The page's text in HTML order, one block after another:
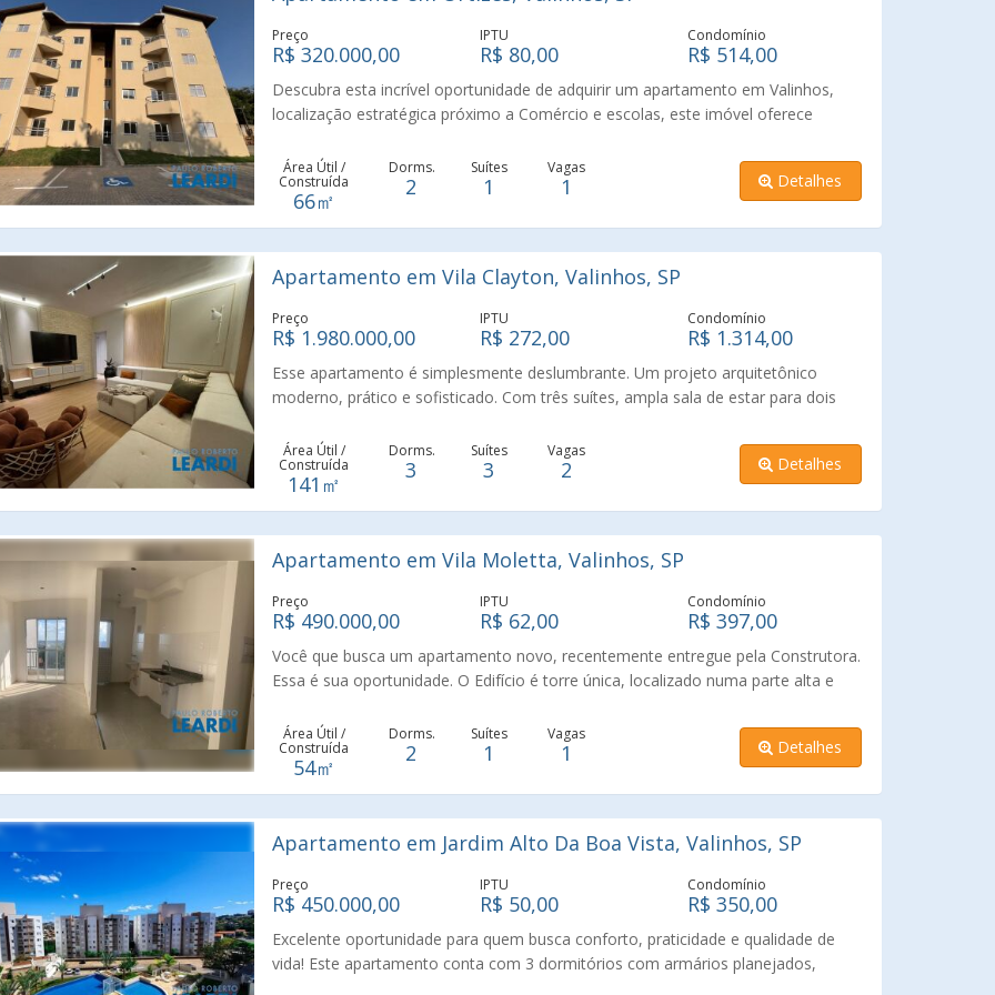
excelente localização.
Preço
R$ 320.000,00
IPTU
R$ 80,00
Condomínio
R$ 514,00
Descubra esta incrível oportunidade de adquirir um apartamento em Valinhos,
localização estratégica próximo a Comércio e escolas, este imóvel oferece
conveniência no dia a dia. Habite-se liberado pronto para morar , podendo ser
financiado.
Área Útil /
Construída
66㎡
Dorms.
2
Suítes
1
Vagas
1 Detalhes
Apartamento em Vila Clayton, Valinhos, SP
Preço
R$ 1.980.000,00
IPTU
R$ 272,00
Condomínio
R$ 1.314,00
Esse apartamento é simplesmente deslumbrante. Um projeto arquitetônico
moderno, prático e sofisticado. Com três suítes, ampla sala de estar para dois
privilegiada para a cidade de Valinhos. Repleto de armários planejados, uma
marcenaria de altíssima qualidade e bom gosto. Simplesmente impecável, pronto
para você morar. Tudo novíssimo. O condomínio é maravilhoso com área de
Área Útil /
Construída
141㎡
Dorms.
3
Suítes
3
Vagas
2 Detalhes
Apartamento em Vila Moletta, Valinhos, SP
Preço
R$ 490.000,00
IPTU
R$ 62,00
Condomínio
R$ 397,00
Você que busca um apartamento novo, recentemente entregue pela Construtora.
Essa é sua oportunidade. O Edifício é torre única, localizado numa parte alta e
dormitórios, suíte, sala com varanda. A área de lazer é completa: academia,
piscina, sauna, salão de festas, salão gourmet, brinquedoteca, quadra
poliesportiva, coworking. Apenas há 10 minutos do Centro de Valinhos. Agende
Área Útil /
Construída
54㎡
Dorms.
2
Suítes
1
Vagas
1 Detalhes
Apartamento em Jardim Alto Da Boa Vista, Valinhos, SP
Preço
R$ 450.000,00
IPTU
R$ 50,00
Condomínio
R$ 350,00
Excelente oportunidade para quem busca conforto, praticidade e qualidade de
vida! Este apartamento conta com 3 dormitórios com armários planejados,